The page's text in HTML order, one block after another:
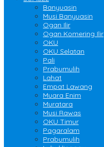
Banyuasin
Musi Banyuasin
Ogan Ilir
Ogan Komering Ilir
OKU
OKU Selatan
Pali
Prabumulih
Lahat
Empat Lawang
Muara Enim
Muratara
Musi Rawas
OKU Timur
Pagaralam
Prabumulih